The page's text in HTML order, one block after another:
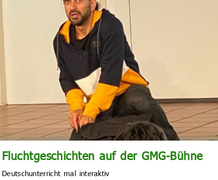
Fluchtgeschichten auf der GMG-Bühne
Deutschunterricht mal interaktiv